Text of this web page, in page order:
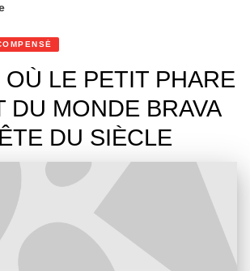
LE PETIT PHARE
DU MONDE BRAVA
DU SIÈCLE